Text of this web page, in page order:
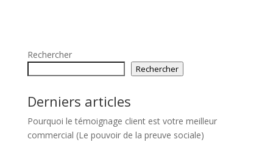
Rechercher
Rechercher
Derniers articles
Pourquoi le témoignage client est votre meilleur
commercial (Le pouvoir de la preuve sociale)